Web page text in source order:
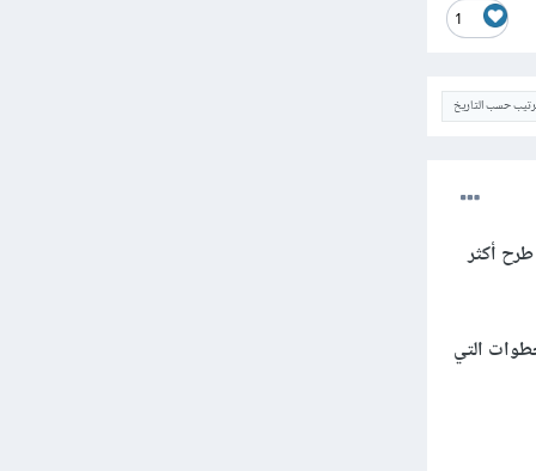
1
حسب التاريخ
أكثر
التي